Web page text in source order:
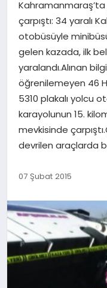
SAĞLIK
GENEL
SPOR
İLÇE HABERLERI
DÜNYA
İLETIŞIM
YAZARLAR
KÜNYE
çarpıştı: 34 yaralı
otobüsüyle
gelen kazada, ilk
yaralandı.Alınan
öğrenilemeyen 46
5310 plakalı yolcu
karayolunun 15.
mevkisinde
devrilen araçlarda
07 Şubat 2015